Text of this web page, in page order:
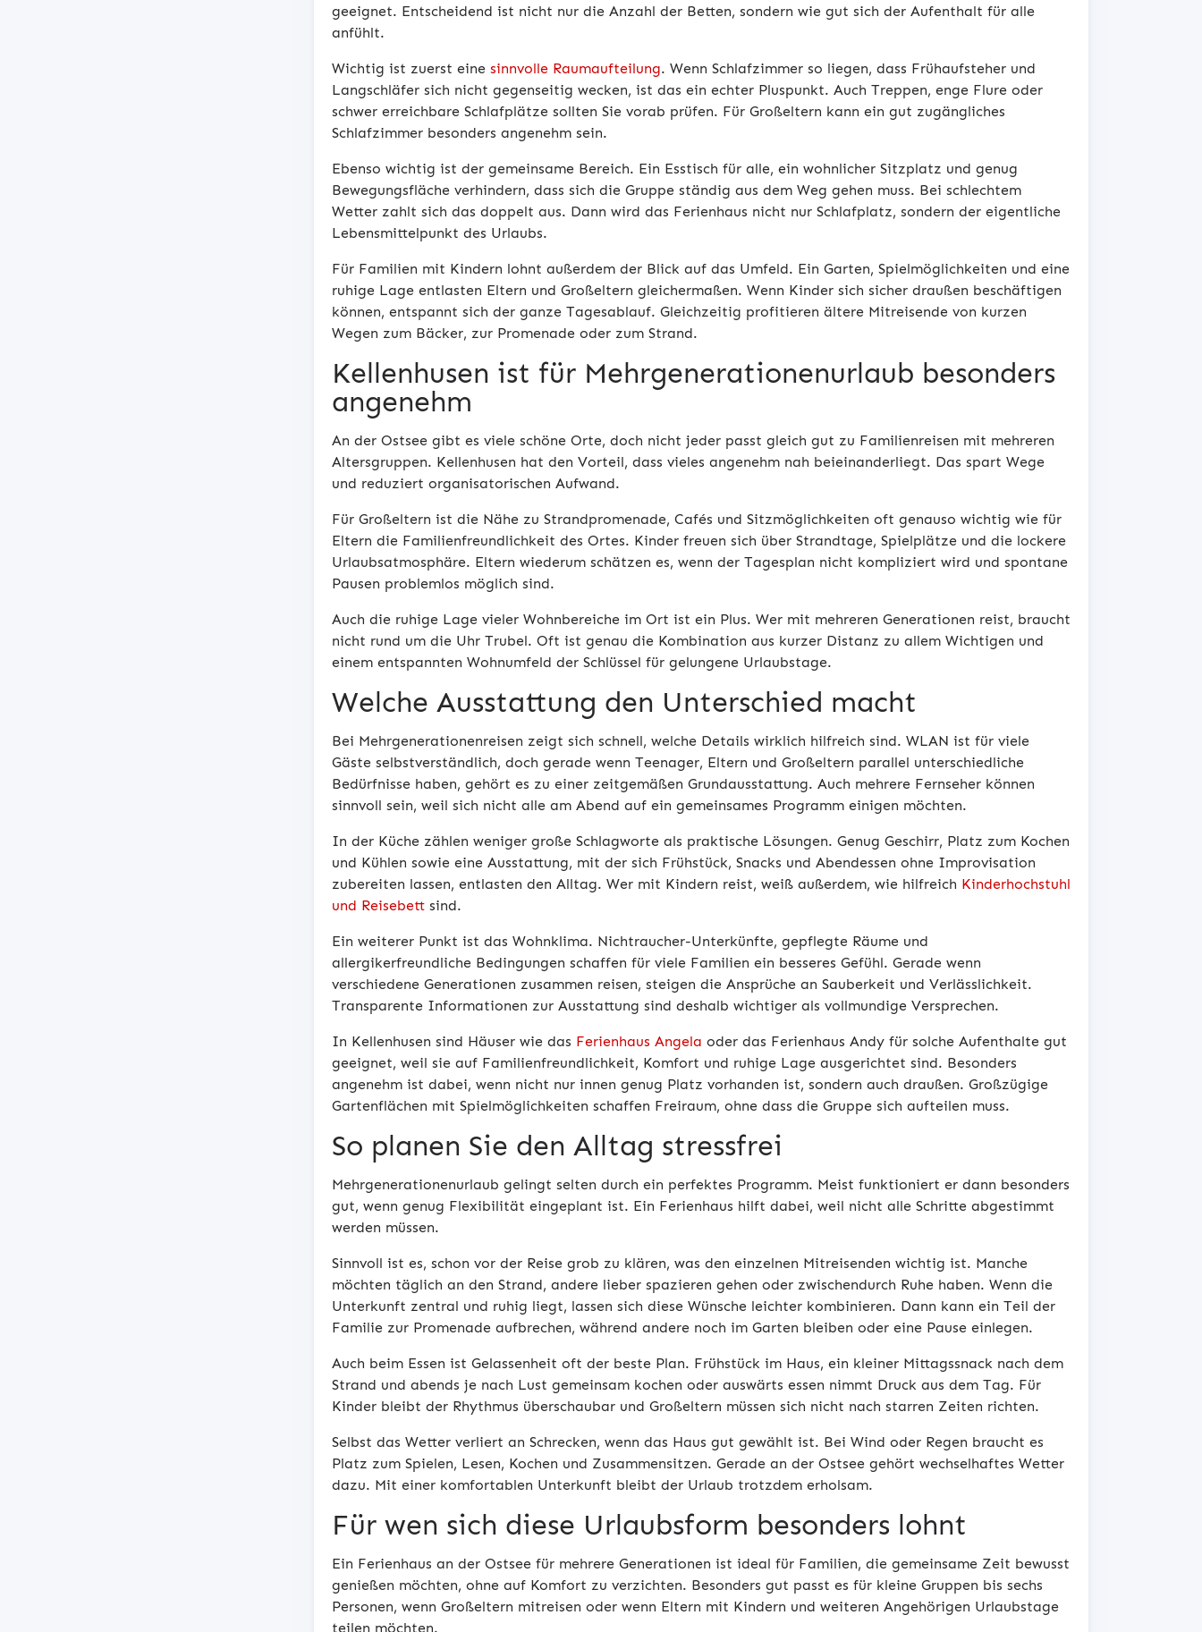
geeignet. Entscheidend ist nicht nur die Anzahl der Betten, sondern wie gut sich der Aufenthalt für alle
anfühlt.
Wichtig ist zuerst eine sinnvolle Raumaufteilung. Wenn Schlafzimmer so liegen, dass Frühaufsteher und
Langschläfer sich nicht gegenseitig wecken, ist das ein echter Pluspunkt. Auch Treppen, enge Flure oder
schwer erreichbare Schlafplätze sollten Sie vorab prüfen. Für Großeltern kann ein gut zugängliches
Schlafzimmer besonders angenehm sein.
Ebenso wichtig ist der gemeinsame Bereich. Ein Esstisch für alle, ein wohnlicher Sitzplatz und genug
Bewegungsfläche verhindern, dass sich die Gruppe ständig aus dem Weg gehen muss. Bei schlechtem
Wetter zahlt sich das doppelt aus. Dann wird das Ferienhaus nicht nur Schlafplatz, sondern der eigentliche
Lebensmittelpunkt des Urlaubs.
Für Familien mit Kindern lohnt außerdem der Blick auf das Umfeld. Ein Garten, Spielmöglichkeiten und eine
ruhige Lage entlasten Eltern und Großeltern gleichermaßen. Wenn Kinder sich sicher draußen beschäftigen
können, entspannt sich der ganze Tagesablauf. Gleichzeitig profitieren ältere Mitreisende von kurzen
Wegen zum Bäcker, zur Promenade oder zum Strand.
Kellenhusen ist für Mehrgenerationenurlaub besonders
angenehm
An der Ostsee gibt es viele schöne Orte, doch nicht jeder passt gleich gut zu Familienreisen mit mehreren
Altersgruppen. Kellenhusen hat den Vorteil, dass vieles angenehm nah beieinanderliegt. Das spart Wege
und reduziert organisatorischen Aufwand.
Für Großeltern ist die Nähe zu Strandpromenade, Cafés und Sitzmöglichkeiten oft genauso wichtig wie für
Eltern die Familienfreundlichkeit des Ortes. Kinder freuen sich über Strandtage, Spielplätze und die lockere
Urlaubsatmosphäre. Eltern wiederum schätzen es, wenn der Tagesplan nicht kompliziert wird und spontane
Pausen problemlos möglich sind.
Auch die ruhige Lage vieler Wohnbereiche im Ort ist ein Plus. Wer mit mehreren Generationen reist, braucht
nicht rund um die Uhr Trubel. Oft ist genau die Kombination aus kurzer Distanz zu allem Wichtigen und
einem entspannten Wohnumfeld der Schlüssel für gelungene Urlaubstage.
Welche Ausstattung den Unterschied macht
Bei Mehrgenerationenreisen zeigt sich schnell, welche Details wirklich hilfreich sind. WLAN ist für viele
Gäste selbstverständlich, doch gerade wenn Teenager, Eltern und Großeltern parallel unterschiedliche
Bedürfnisse haben, gehört es zu einer zeitgemäßen Grundausstattung. Auch mehrere Fernseher können
sinnvoll sein, weil sich nicht alle am Abend auf ein gemeinsames Programm einigen möchten.
In der Küche zählen weniger große Schlagworte als praktische Lösungen. Genug Geschirr, Platz zum Kochen
und Kühlen sowie eine Ausstattung, mit der sich Frühstück, Snacks und Abendessen ohne Improvisation
zubereiten lassen, entlasten den Alltag. Wer mit Kindern reist, weiß außerdem, wie hilfreich Kinderhochstuhl
und Reisebettsind.
Ein weiterer Punkt ist das Wohnklima. Nichtraucher-Unterkünfte, gepflegte Räume und
allergikerfreundliche Bedingungen schaffen für viele Familien ein besseres Gefühl. Gerade wenn
verschiedene Generationen zusammen reisen, steigen die Ansprüche an Sauberkeit und Verlässlichkeit.
Transparente Informationen zur Ausstattung sind deshalb wichtiger als vollmundige Versprechen.
In Kellenhusen sind Häuser wie das Ferienhaus Angela oder das Ferienhaus Andy für solche Aufenthalte gut
geeignet, weil sie auf Familienfreundlichkeit, Komfort und ruhige Lage ausgerichtet sind. Besonders
angenehm ist dabei, wenn nicht nur innen genug Platz vorhanden ist, sondern auch draußen. Großzügige
Gartenflächen mit Spielmöglichkeiten schaffen Freiraum, ohne dass die Gruppe sich aufteilen muss.
So planen Sie den Alltag stressfrei
Mehrgenerationenurlaub gelingt selten durch ein perfektes Programm. Meist funktioniert er dann besonders
gut, wenn genug Flexibilität eingeplant ist. Ein Ferienhaus hilft dabei, weil nicht alle Schritte abgestimmt
werden müssen.
Sinnvoll ist es, schon vor der Reise grob zu klären, was den einzelnen Mitreisenden wichtig ist. Manche
möchten täglich an den Strand, andere lieber spazieren gehen oder zwischendurch Ruhe haben. Wenn die
Unterkunft zentral und ruhig liegt, lassen sich diese Wünsche leichter kombinieren. Dann kann ein Teil der
Familie zur Promenade aufbrechen, während andere noch im Garten bleiben oder eine Pause einlegen.
Auch beim Essen ist Gelassenheit oft der beste Plan. Frühstück im Haus, ein kleiner Mittagssnack nach dem
Strand und abends je nach Lust gemeinsam kochen oder auswärts essen nimmt Druck aus dem Tag. Für
Kinder bleibt der Rhythmus überschaubar und Großeltern müssen sich nicht nach starren Zeiten richten.
Selbst das Wetter verliert an Schrecken, wenn das Haus gut gewählt ist. Bei Wind oder Regen braucht es
Platz zum Spielen, Lesen, Kochen und Zusammensitzen. Gerade an der Ostsee gehört wechselhaftes Wetter
dazu. Mit einer komfortablen Unterkunft bleibt der Urlaub trotzdem erholsam.
Für wen sich diese Urlaubsform besonders lohnt
Ein Ferienhaus an der Ostsee für mehrere Generationen ist ideal für Familien, die gemeinsame Zeit bewusst
genießen möchten, ohne auf Komfort zu verzichten. Besonders gut passt es für kleine Gruppen bis sechs
Personen, wenn Großeltern mitreisen oder wenn Eltern mit Kindern und weiteren Angehörigen Urlaubstage
teilen möchten.